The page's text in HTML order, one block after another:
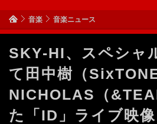
音楽 音楽ニュース
SKY-HI、スペシャ
て田中樹（
NICHOLAS（
た「ID」ライブ映